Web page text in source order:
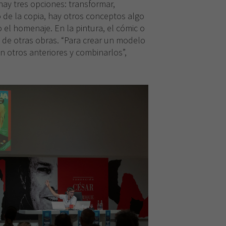
tres opciones: transformar,
la copia, hay otros conceptos algo
homenaje. En la pintura, el cómic o
otras obras. “Para crear un modelo
otros anteriores y combinarlos”,